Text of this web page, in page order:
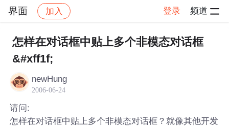
界面 加入 登录 频道
社区 界面 帖子详情
怎样在对话框中贴上多个非模态对话框
&#xff1f;
newHung
2006-06-24
请问:
怎样在对话框中贴上多个非模态对话框？就像其他开发